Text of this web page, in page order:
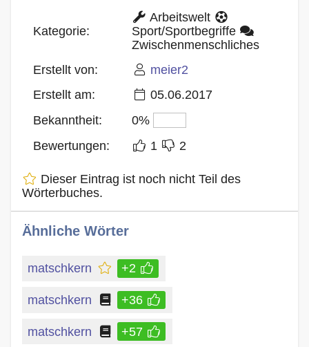
Blog
Kategorie:
Arbeitswelt
Sport/Sportbegriffe
Zwischenmenschliches
Erstellt von:
meier2
Erstellt am:
05.06.2017
Bekanntheit:
0%
Bewertungen:
1 2
Dieser Eintrag ist noch nicht Teil des
Wörterbuches.
Ähnliche Wörter
matschkern +2
matschkern +36
matschkern +57